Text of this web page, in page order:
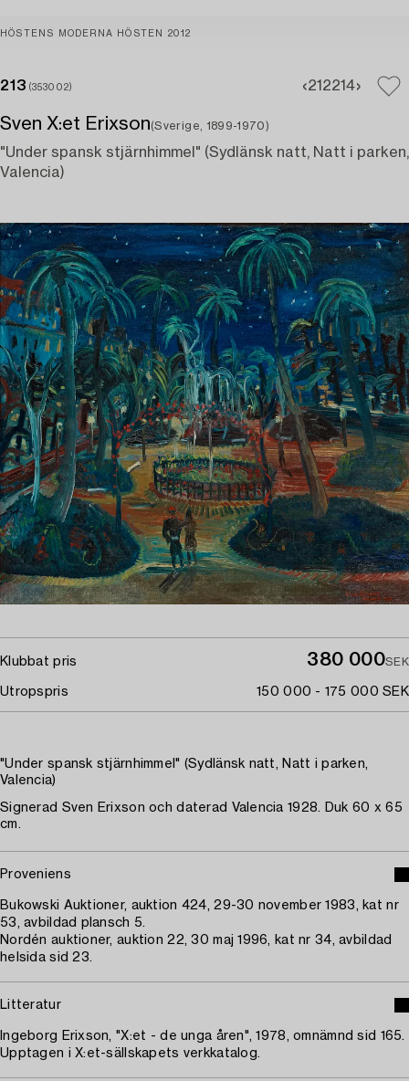
HÖSTENS MODERNA HÖSTEN 2012
213 (353002) 212214
Sven X:et Erixson(Sverige, 1899-1970)
"Under spansk stjärnhimmel" (Sydlänsk natt, Natt i parken,
Valencia)
Klubbat pris 380 000SEK
Utropspris 150 000 - 175 000 SEK
"Under spansk stjärnhimmel" (Sydlänsk natt, Natt i parken,
Valencia)
Signerad Sven Erixson och daterad Valencia 1928. Duk 60 x 65
cm.
Proveniens
Bukowski Auktioner, auktion 424, 29-30 november 1983, kat nr
53, avbildad plansch 5.
Nordén auktioner, auktion 22, 30 maj 1996, kat nr 34, avbildad
helsida sid 23.
Litteratur
Ingeborg Erixson, "X:et - de unga åren", 1978, omnämnd sid 165.
Upptagen i X:et-sällskapets verkkatalog.